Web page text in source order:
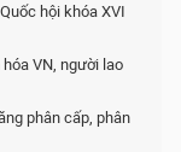
hội khóa XVI
VN, người lao
phân cấp, phân